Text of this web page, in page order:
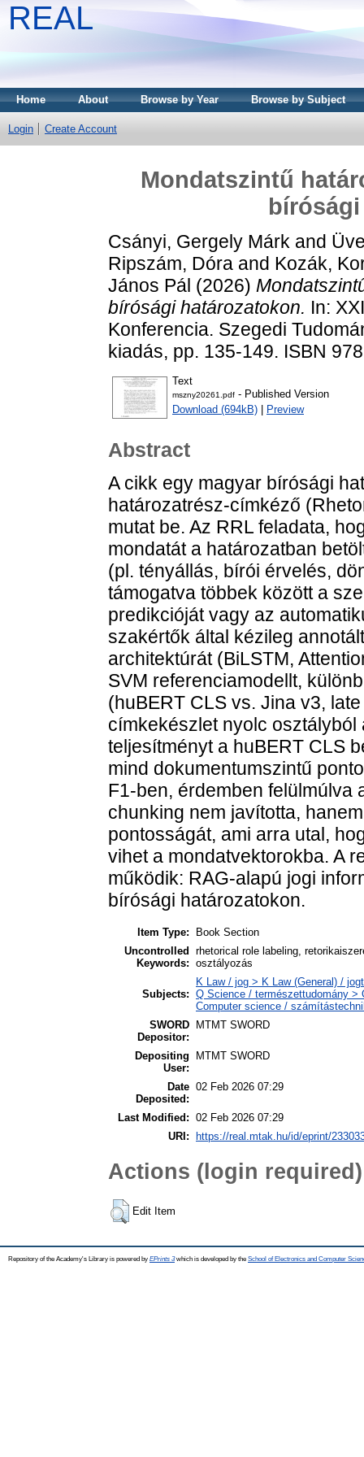
REAL
Home About Browse by Year Browse by Subject
Login Create Account
Mondatszintű
Csányi, Gergely Márk and
Ripszám, Dóra and Kozák,
János Pál (2026)
bírósági határozatokon. In:
Konferencia. Szegedi
kiadás, pp. 135-149. ISBN
Text
mszny20261.pdf - Published Version
Download (694kB)
Preview
Abstract
A cikk egy magyar bírósági
határozatrész-címkéző
mutat be. Az RRL feladata,
mondatát a határozatban
(pl. tényállás, bírói érvelés,
támogatva többek között a
predikcióját vagy az
szakértők által kézileg
architektúrát (BiLSTM,
SVM referenciamodellt,
(huBERT CLS vs. Jina v3,
címkekészlet nyolc
teljesítményt a huBERT CLS
mind dokumentumszintű
F1-ben, érdemben felülmúlva
chunking nem javította,
pontosságát, ami arra utal,
vihet a mondatvektorokba. A
működik: RAG-alapú jogi
bírósági határozatokon.
Item Type:
Book Section
Uncontrolled
Keywords:
rhetorical role labeling,
osztályozás
Subjects:
K Law / jog > K Law (General) /
Q Science / természettudomány >
Computer science /
SWORD
Depositor:
MTMT SWORD
Depositing
User:
MTMT SWORD
Date
Deposited:
02 Feb 2026 07:29
Last Modified: 02 Feb 2026 07:29
URI: https://real.mtak.hu/id/eprint/
Actions (login required)
Edit Item
Repository of the Academy's Library is powered by EPrints 3which is developed by the School of Electronics and Computer